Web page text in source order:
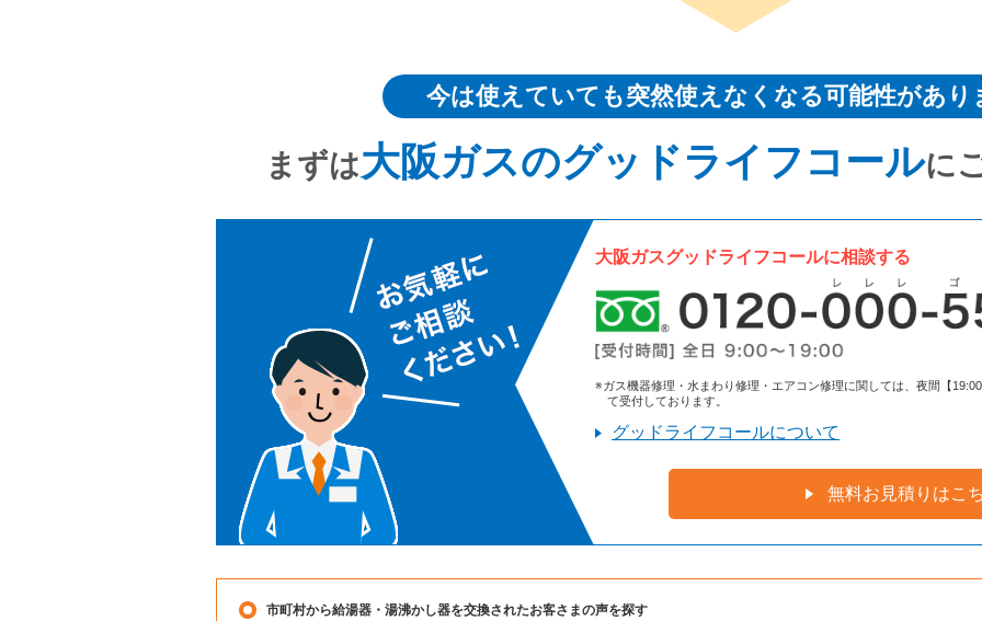
今は使えていても突然使えなくなる可能性があり
まずは大阪ガスのグッドライフコールに
大阪ガスグッドライフコールに相談する
※ガス機器修理・水まわり修理・エアコン修理に関しては、夜間【
て受付しております。
グッドライフコールについて
無料お見積りはこ
市町村から給湯器・湯沸かし器を交換されたお客さまの声を探す